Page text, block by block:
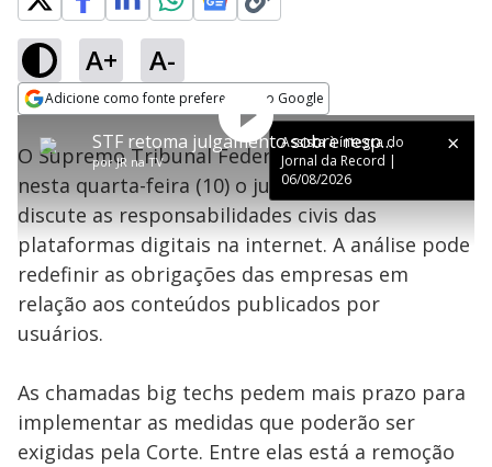
A+ A-
Adicione como fonte preferencial no Google
Play
Video
STF retoma julgamento sobre responsabilidade civil das plataformas digitais na internet
porJR na TV
Assista à íntegra do
Jornal da Record |
06/08/2026
a
window.
modal
be
closed
by
the
key
the
close
button.
Tocar
Vídeo
Assista à íntegra do Jornal
da Record | 06/08/2026
Close
O Supremo Tribunal Federal (STF) retomou
nesta quarta-feira (10) o julgamento que
discute as responsabilidades civis das
plataformas digitais na internet. A análise pode
redefinir as obrigações das empresas em
relação aos conteúdos publicados por
usuários.
As chamadas big techs pedem mais prazo para
implementar as medidas que poderão ser
exigidas pela Corte. Entre elas está a remoção